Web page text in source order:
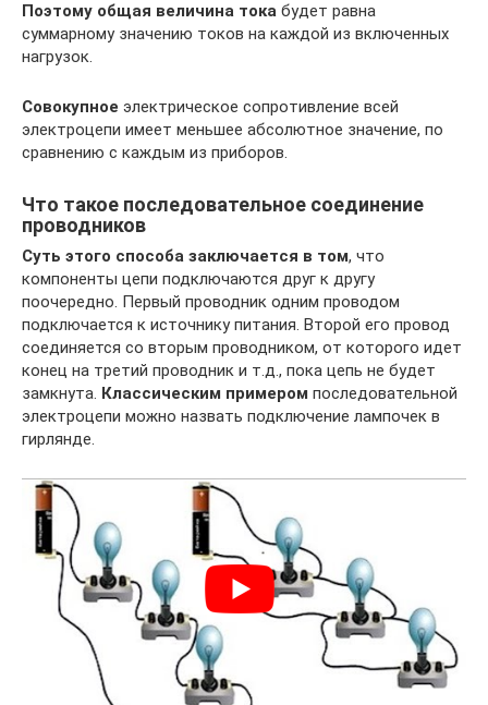
Поэтому общая величина тока будет равна
суммарному значению токов на каждой из включенных
нагрузок.
Совокупное электрическое сопротивление всей
электроцепи имеет меньшее абсолютное значение, по
сравнению с каждым из приборов.
Что такое последовательное соединение
проводников
Суть этого способа заключается в том, что
компоненты цепи подключаются друг к другу
поочередно. Первый проводник одним проводом
подключается к источнику питания. Второй его провод
соединяется со вторым проводником, от которого идет
конец на третий проводник и т.д., пока цепь не будет
замкнута. Классическим примером последовательной
электроцепи можно назвать подключение лампочек в
гирлянде.